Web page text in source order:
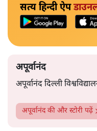
सत्य हिन्दी ऐप
अपूर्वानंद
अपूर्वानंद दिल्ली
अपूर्वानंदकी और स्टोरी पढ़ें